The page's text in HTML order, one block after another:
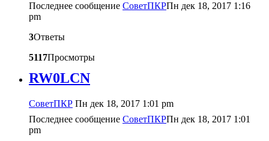
Последнее сообщение CоветПКРПн дек 18, 2017 1:16
pm
3Ответы
5117Просмотры
RW0LCN
CоветПКР Пн дек 18, 2017 1:01 pm
Последнее сообщение CоветПКРПн дек 18, 2017 1:01
pm